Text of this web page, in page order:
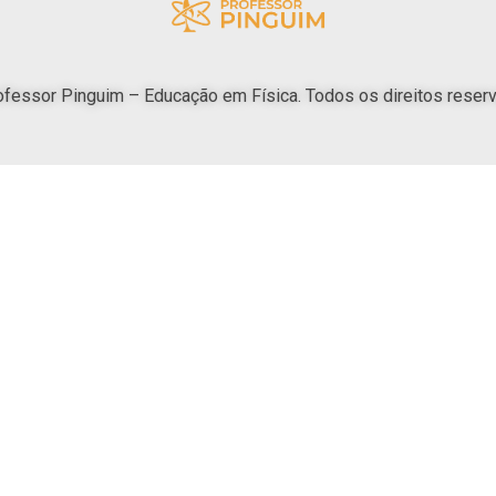
Pinguim – Educação em Física. Todos os direitos